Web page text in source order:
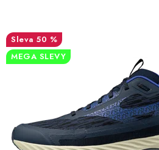
50 %
MEGA SLEVY